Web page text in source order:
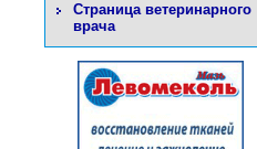
Страница ветеринарного
врача